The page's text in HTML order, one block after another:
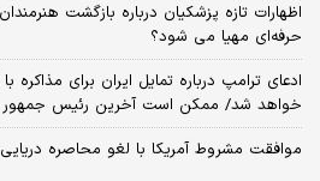
اظهارات تازه پزشکیان درباره بازگشت
حرفه‌ای مهیا می شود؟
ادعای ترامپ درباره تمایل ایران برای مذاکره
خواهد شد/ ممکن است آخرین رئیس‌ جمهور
موافقت مشروط آمریکا با لغو محاصره دریایی